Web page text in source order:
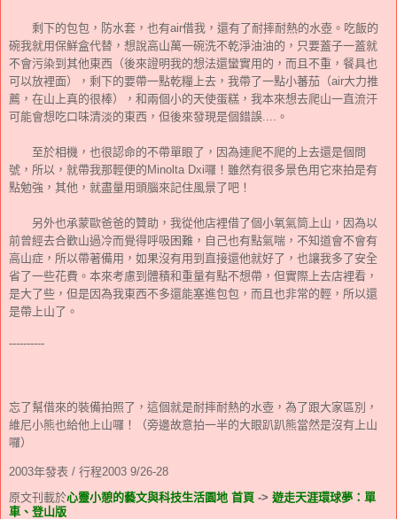
剩下的包包，防水套，也有air借我，還有了耐摔耐熱的水壺。吃飯的
碗我就用保鮮盒代替，想說高山萬一碗洗不乾淨油油的，只要蓋子一蓋就
不會污染到其他東西（後來證明我的想法還蠻實用的，而且不重，餐具也
可以放裡面），剩下的要帶一點乾糧上去，我帶了一點小蕃茄（air大力推
薦，在山上真的很棒），和兩個小的天使蛋糕，我本來想去爬山一直流汗
可能會想吃口味清淡的東西，但後來發現是個錯誤....。
至於相機，也很認命的不帶單眼了，因為連爬不爬的上去還是個問
號，所以，就帶我那輕便的Minolta Dxi囉！雖然有很多景色用它來拍是有
點勉強，其他，就盡量用頭腦來記住風景了吧！
另外也承蒙歐爸爸的贊助，我從他店裡借了個小氧氣筒上山，因為以
前曾經去合歡山過冷而覺得呼吸困難，自己也有點氣喘，不知道會不會有
高山症，所以帶著備用，如果沒有用到直接還他就好了，也讓我多了安全
省了一些花費。本來考慮到體積和重量有點不想帶，但實際上去店裡看，
是大了些，但是因為我東西不多還能塞進包包，而且也非常的輕，所以還
是帶上山了。
----------
忘了幫借來的裝備拍照了，這個就是耐摔耐熱的水壺，為了跟大家區別，
維尼小熊也給他上山囉！（旁邊故意拍一半的大眼趴趴熊當然是沒有上山
囉）
2003年發表 / 行程2003 9/26-28
原文刊載於心靈小憩的藝文與科技生活園地 首頁 -> 遊走天涯環球夢：單
車、登山版